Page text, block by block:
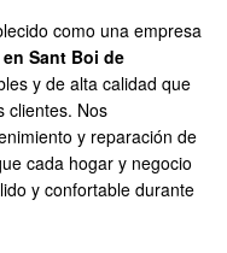
como una empresa
Sant Boi de
y de alta calidad que
clientes. Nos
y reparación de
cada hogar y negocio
y confortable durante